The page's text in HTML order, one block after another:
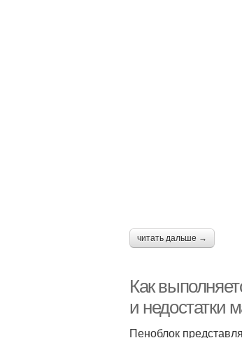
читать дальше →
Как
и недостатки
Пеноблок